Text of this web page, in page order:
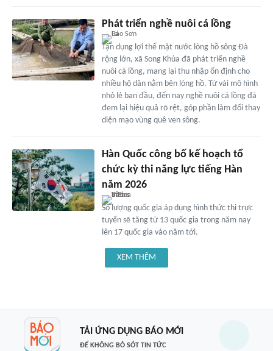
Phát triển nghề nuôi cá lồng
Tận dụng lợi thế mặt nước lòng hồ sông Đà
rộng lớn, xã Song Khủa đã phát triển nghề
nuôi cá lồng, mang lại thu nhập ổn định cho
nhiều hộ dân nằm bên lòng hồ. Từ vài mô hình
nhỏ lẻ ban đầu, đến nay nghề nuôi cá lồng đã
đem lại hiệu quả rõ rệt, góp phần làm đổi thay
diện mạo vùng quê ven sông.
Hàn Quốc công bố kế hoạch tổ
chức kỳ thi năng lực tiếng Hàn
năm 2026
Số lượng quốc gia áp dụng hình thức thi trực
tuyến sẽ tăng từ 13 quốc gia trong năm nay
lên 17 quốc gia vào năm tới.
XEM THÊM
TẢI ỨNG DỤNG BÁO MỚI
ĐỂ KHÔNG BỎ SÓT TIN TỨC